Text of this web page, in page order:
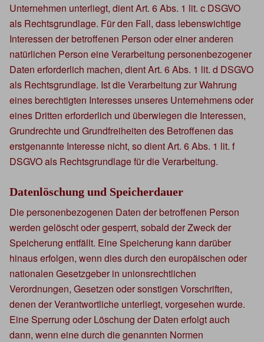
Unternehmen unterliegt, dient Art. 6 Abs. 1 lit. c DSGVO
als Rechtsgrundlage. Für den Fall, dass lebenswichtige
Interessen der betroffenen Person oder einer anderen
natürlichen Person eine Verarbeitung personenbezogener
Daten erforderlich machen, dient Art. 6 Abs. 1 lit. d DSGVO
als Rechtsgrundlage. Ist die Verarbeitung zur Wahrung
eines berechtigten Interesses unseres Unternehmens oder
eines Dritten erforderlich und überwiegen die Interessen,
Grundrechte und Grundfreiheiten des Betroffenen das
erstgenannte Interesse nicht, so dient Art. 6 Abs. 1 lit. f
DSGVO als Rechtsgrundlage für die Verarbeitung.
Datenlöschung und Speicherdauer
Die personenbezogenen Daten der betroffenen Person
werden gelöscht oder gesperrt, sobald der Zweck der
Speicherung entfällt. Eine Speicherung kann darüber
hinaus erfolgen, wenn dies durch den europäischen oder
nationalen Gesetzgeber in unionsrechtlichen
Verordnungen, Gesetzen oder sonstigen Vorschriften,
denen der Verantwortliche unterliegt, vorgesehen wurde.
Eine Sperrung oder Löschung der Daten erfolgt auch
dann, wenn eine durch die genannten Normen